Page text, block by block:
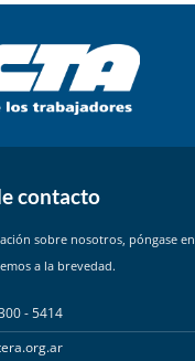
contacto
sobre nosotros, póngase en
a la brevedad.
- 5414